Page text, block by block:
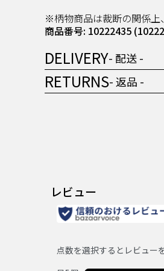
※柄物商品は裁断の関係上
商品番号: 10222435
DELIVERY- 配送 -
RETURNS- 返品 -